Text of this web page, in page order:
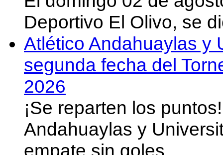
Deportivo El Olivo, se
Atlético Andahuaylas y
segunda fecha del
2026
¡Se reparten los
Andahuaylas y
empate sin goles…